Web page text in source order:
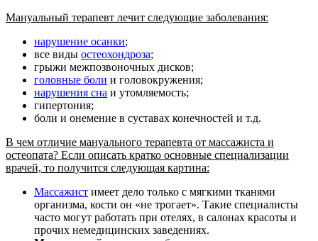
Мануальный терапевт лечит следующие заболевания:
нарушение осанки;
все виды остеохондроза;
грыжи межпозвоночных дисков;
головные боли и головокружения;
нарушения сна и утомляемость;
гипертония;
боли и онемение в суставах конечностей и т.д.
В чем отличие мануального терапевта от массажиста и
остеопата? Если описать кратко основные специализации
врачей, то получится следующая картина:
Массажист имеет дело только с мягкими тканями
организма, кости он «не трогает». Такие специалисты
часто могут работать при отелях, в салонах красоты и
прочих немедицинских заведениях.